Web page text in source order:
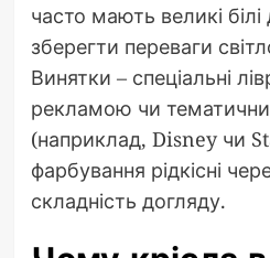
часто мають великі
зберегти переваги
Винятки – спеціальні
рекламою чи
(наприклад, Disney чи
фарбування рідкісні
складність догляду.